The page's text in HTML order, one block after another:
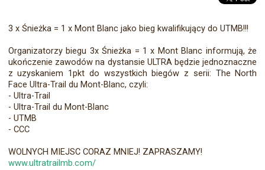
3 x Śnieżka = 1 x Mont Blanc jako bieg kwalifikujący do UTMB!!!
Organizatorzy biegu 3x Śnieżka = 1 x Mont Blanc informują, że
ukończenie zawodów na dystansie ULTRA będzie jednoznaczne
z uzyskaniem 1pkt do wszystkich biegów z serii: The North
Face Ultra-Trail du Mont-Blanc, czyli:
- Ultra-Trail
- Ultra-Trail du Mont-Blanc
- UTMB
- CCC
WOLNYCH MIEJSC CORAZ MNIEJ! ZAPRASZAMY!
www.ultratrailmb.com/